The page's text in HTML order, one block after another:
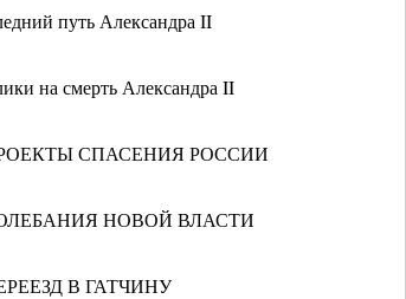
путь Александра II
на смерть Александра II
СПАСЕНИЯ РОССИИ
НОВОЙ ВЛАСТИ
В ГАТЧИНУ